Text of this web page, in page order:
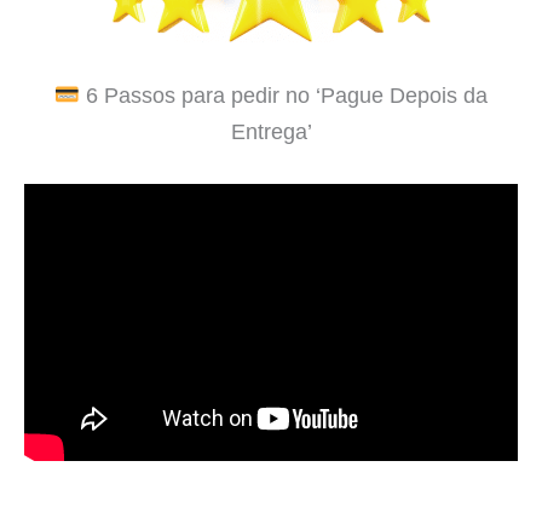
6 Passos para pedir no ‘Pague Depois da
Entrega’